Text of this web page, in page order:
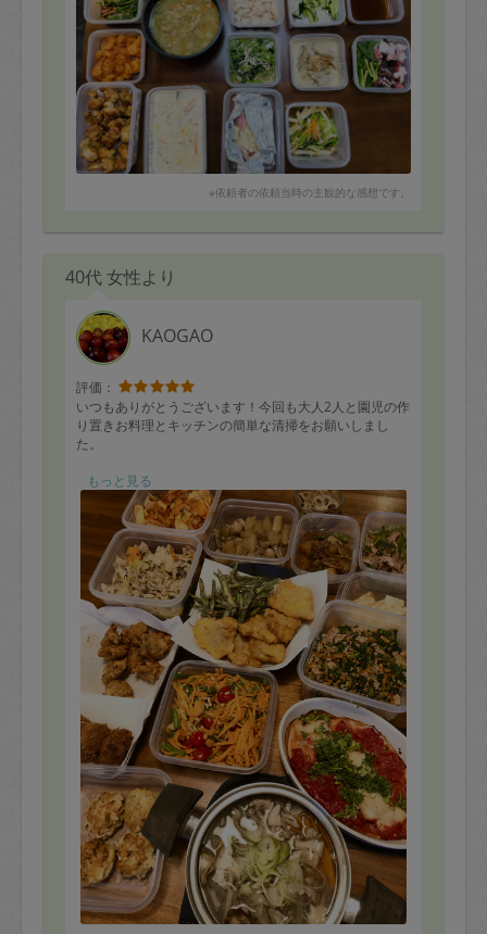
※依頼者の依頼当時の主観的な感想です。
40代 女性より
KAOGAO
評価：
いつもありがとうございます！今回も大人2人と園児の作
り置きお料理とキッチンの簡単な清掃をお願いしまし
た。
●メニュー●
①豆腐入りナゲット
②春巻き
③魚料理
④ソムタムキャロット
⑤ポパイごはんの素
⑥ほか当日のもので何か
でしたが、春巻きの皮を忘れて別の揚げ物を沢山作って
下さいました！
ありがとうございます！
もっと見る